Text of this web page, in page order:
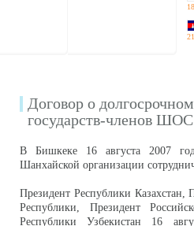
Договор о
государств-членов
В Бишкеке 16 августа 2007 года
Шанхайской организации
Президент Республики Казахстан,
Республики, Президент
Республики Узбекистан 16